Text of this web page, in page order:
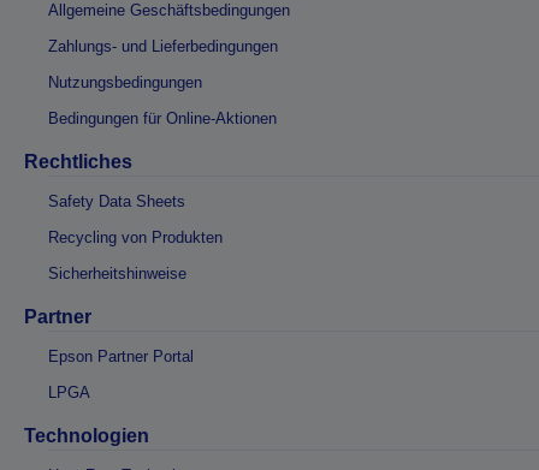
Allgemeine Geschäftsbedingungen
Zahlungs- und Lieferbedingungen
Nutzungsbedingungen
Bedingungen für Online-Aktionen
Rechtliches
Safety Data Sheets
Recycling von Produkten
Sicherheitshinweise
Partner
Epson Partner Portal
LPGA
Technologien